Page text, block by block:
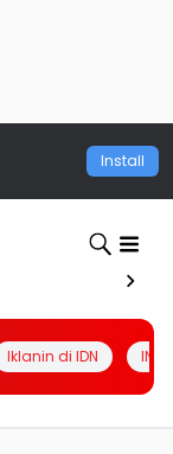
Install
Iklanin di IDN